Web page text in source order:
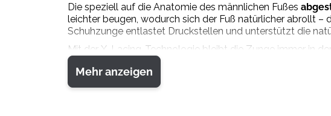
Die speziell auf die Anatomie des männlichen Fußes
leichter beugen, wodurch sich der Fuß natürlicher abrollt
Schuhzunge entlastet Druckstellen und unterstützt die
Mit der X-Lacing-Technologie bleibt die Zunge immer in
Einmal festgezogen, bleibt der Schuh sicher geschlossen,
und sorgen für ein angenehmes Tragegefühl.
Derumlaufende Gummirand
Mehr anzeigen